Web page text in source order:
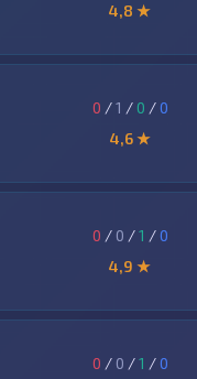
4,8 ★
0 /1 / 0 /0
4,6 ★
0 / 0 /1 /0
4,9 ★
0 / 0 /1 /0